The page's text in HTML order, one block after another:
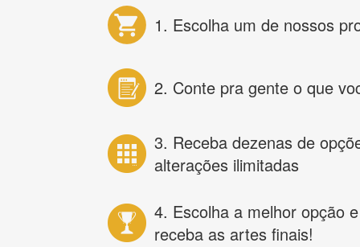
1. Escolha um de nossos
2. Conte pra gente o que
3. Receba dezenas de
alterações ilimitadas
4. Escolha a melhor opção e
receba as artes finais!